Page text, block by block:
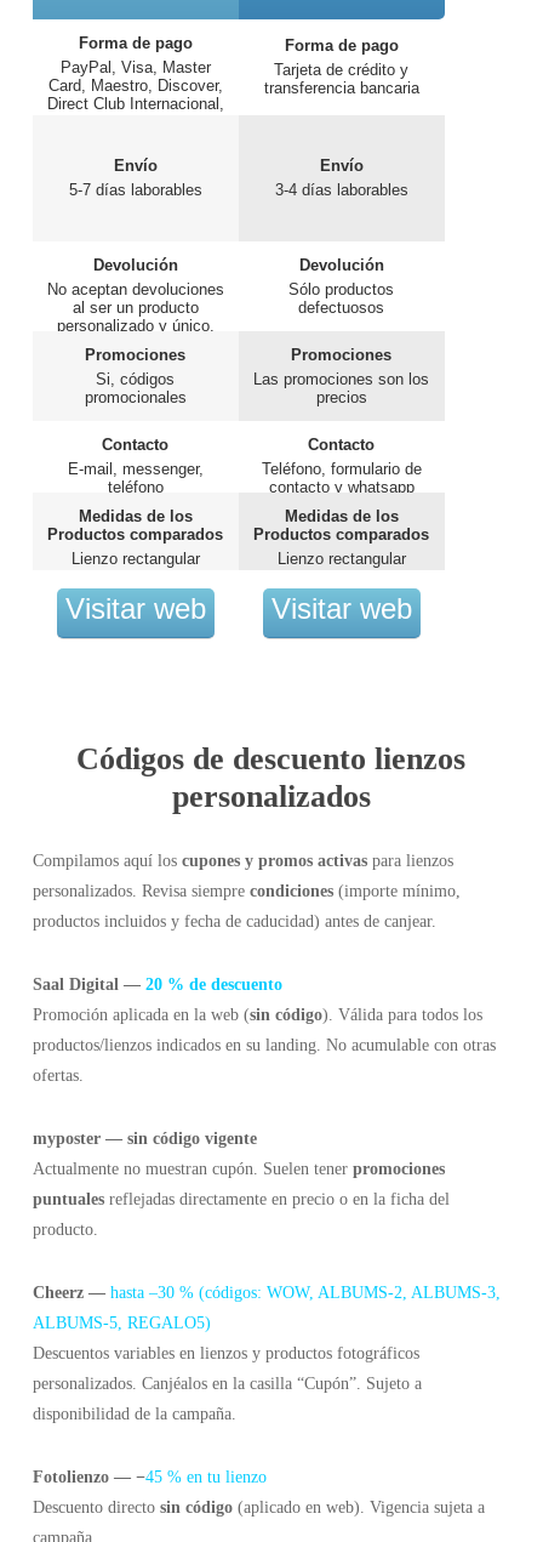
Forma de pago
PayPal, Visa, Master
Card, Maestro, Discover,
Direct Club Internacional,
Envío
5-7 días laborables
Devolución
No aceptan devoluciones
al ser un producto
personalizado y único.
Promociones
Si, códigos
promocionales
Contacto
E-mail, messenger,
teléfono
Medidas de los
Productos comparados
Lienzo rectangular
Visitar web
Forma de pago
Tarjeta de crédito y
transferencia bancaria
Envío
3-4 días laborables
Devolución
Sólo productos
defectuosos
Promociones
Las promociones son los
precios
Contacto
Teléfono, formulario de
contacto y whatsapp
Medidas de los
Productos comparados
Lienzo rectangular
Visitar web
Códigos de descuento lienzos
personalizados
Compilamos aquí los cupones y promos activaspara lienzos
personalizados. Revisa siempre condiciones(importe mínimo,
productos incluidos y fecha de caducidad) antes de canjear.
Saal Digital — 20 % de descuento
Promoción aplicada en la web (sin código). Válida para todos los
productos/lienzos indicados en su landing. No acumulable con otras
ofertas.
myposter — sin código vigente
Actualmente no muestran cupón. Suelen tener promociones
puntualesreflejadas directamente en precio o en la ficha del
producto.
Cheerz — hasta –30 % (códigos: WOW, ALBUMS-2, ALBUMS-3,
ALBUMS-5, REGALO5)
Descuentos variables en lienzos y productos fotográficos
personalizados. Canjéalos en la casilla “Cupón”. Sujeto a
disponibilidad de la campaña.
Fotolienzo — −45 % en tu lienzo
Descuento directo sin código(aplicado en web). Vigencia sujeta a
campaña.